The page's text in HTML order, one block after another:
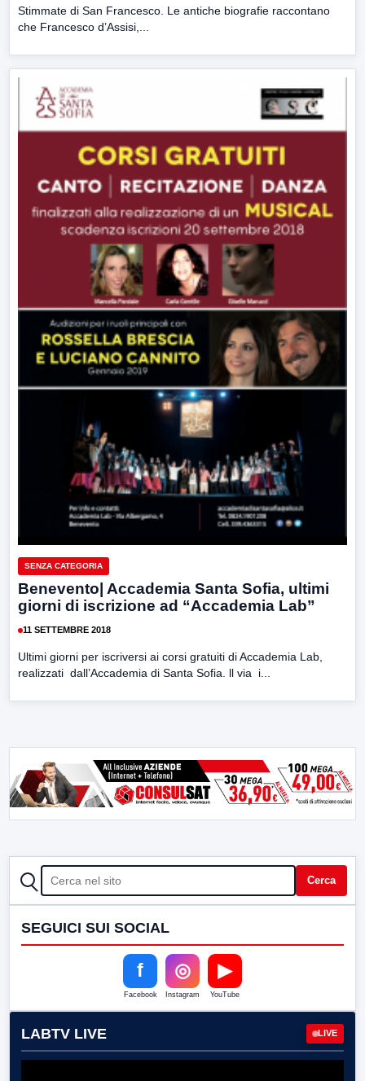
Stimmate di San Francesco. Le antiche biografie raccontano
che Francesco d’Assisi,...
SENZA CATEGORIA
Benevento| Accademia Santa Sofia, ultimi
giorni di iscrizione ad “Accademia Lab”
11 SETTEMBRE 2018
Ultimi giorni per iscriversi ai corsi gratuiti di Accademia Lab,
realizzati dall’Accademia di Santa Sofia. ll via i...
CERCA Cerca
SEGUICI SUI SOCIAL
f
Facebook
◎
Instagram
▶
YouTube
LABTV LIVE LIVE